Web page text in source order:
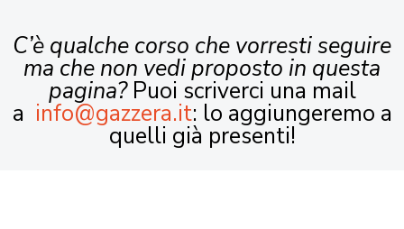
C’è qualche corso che vorresti seguire
ma che non vedi proposto in questa
pagina?Puoi scriverci una mail
a info@gazzera.it: lo aggiungeremo a
quelli già presenti!